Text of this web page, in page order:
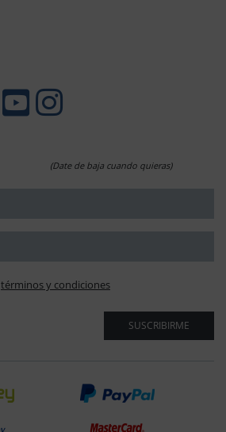
(Date de baja cuando quieras)
términos y condiciones
SUSCRIBIRME